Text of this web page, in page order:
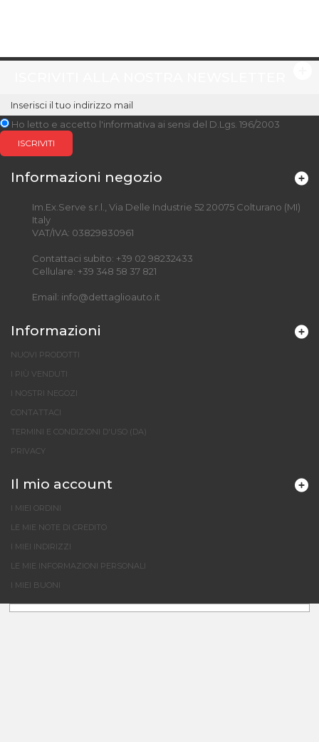
Ho letto e accetto l'informativa ai sensi del D.Lgs. 196/2003
ISCRIVITI
Informazioni negozio
Im.Ex.Serve s.r.l., Via Delle Industrie 52 20075 Colturano (MI)
Italy
VAT/IVA: 03829830961
Contattaci subito: +39 02 98232433
Cellulare: +39 348 58 37 821
Email: info@dettaglioauto.it
Informazioni
NUOVI PRODOTTI
I PIÙ VENDUTI
I NOSTRI NEGOZI
CONTATTACI
TERMINI E CONDIZIONI D'USO (DA)
PRIVACY
Il mio account
I MIEI ORDINI
LE MIE NOTE DI CREDITO
I MIEI INDIRIZZI
LE MIE INFORMAZIONI PERSONALI
I MIEI BUONI